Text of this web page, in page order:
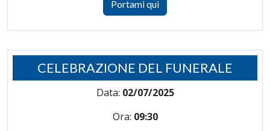
Portami qui
CELEBRAZIONE DEL FUNERALE
Data: 02/07/2025
Ora: 09:30